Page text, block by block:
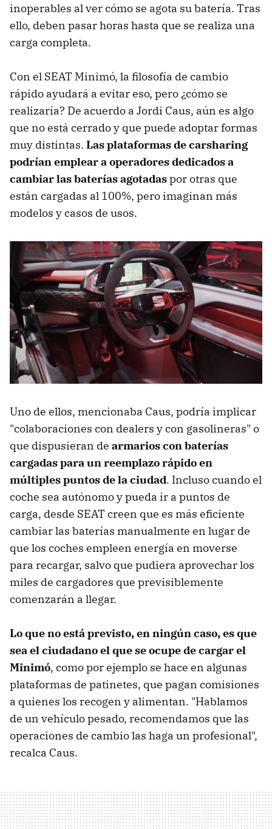
inoperables al ver cómo se agota su batería. Tras
ello, deben pasar horas hasta que se realiza una
carga completa.
Con el SEAT Minimó, la filosofía de cambio
rápido ayudará a evitar eso, pero ¿cómo se
realizaría? De acuerdo a Jordi Caus, aún es algo
que no está cerrado y que puede adoptar formas
muy distintas. Las plataformas de carsharing
podrían emplear a operadores dedicados a
cambiar las baterías agotadaspor otras que
están cargadas al 100%, pero imaginan más
modelos y casos de usos.
Uno de ellos, mencionaba Caus, podría implicar
"colaboraciones con dealers y con gasolineras" o
que dispusieran de armarios con baterías
cargadas para un reemplazo rápido en
múltiples puntos de la ciudad. Incluso cuando el
coche sea autónomo y pueda ir a puntos de
carga, desde SEAT creen que es más eficiente
cambiar las baterías manualmente en lugar de
que los coches empleen energía en moverse
para recargar, salvo que pudiera aprovechar los
miles de cargadores que previsiblemente
comenzarán a llegar.
Lo que no está previsto, en ningún caso, es que
sea el ciudadano el que se ocupe de cargar el
Minimó, como por ejemplo se hace en algunas
plataformas de patinetes, que pagan comisiones
a quienes los recogen y alimentan. "Hablamos
de un vehículo pesado, recomendamos que las
operaciones de cambio las haga un profesional",
recalca Caus.